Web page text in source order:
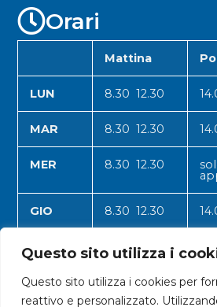
Questo sito utilizza i
Questo sito utilizza i cookies per
reattivo e personalizzato.
Orari
Mattina
LUN 8.30 12.30
MAR 8.30 12.30
MER 8.30 12.30
GIO 8.30 12.30
VEN 8.30 12.30